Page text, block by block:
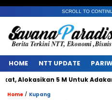
SCROLL TO
HOME NTT UPDATE
5 M Untuk Adakan
Home / Kupang